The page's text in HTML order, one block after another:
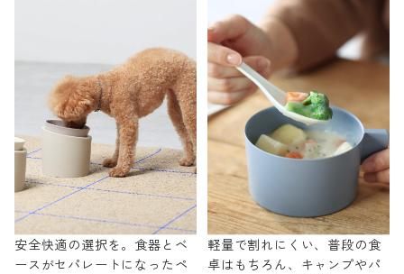
安全快適の選択を。食器とベ
ースがセパレートになったペ
軽量で割れにくい、普段の食
卓はもちろん、キャンプやパ